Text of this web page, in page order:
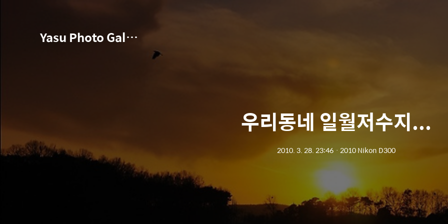
Yasu Photo Gallery
우리동네 일월저수지...
2010. 3. 28. 23:46ㆍ 2010 Nikon D300